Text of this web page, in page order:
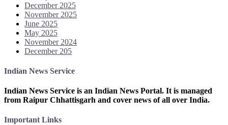
December 2025
November 2025
June 2025
May 2025
November 2024
December 205
Indian News Service
Indian News Service is an Indian News Portal. It is managed
from Raipur Chhattisgarh and cover news of all over India.
Important Links